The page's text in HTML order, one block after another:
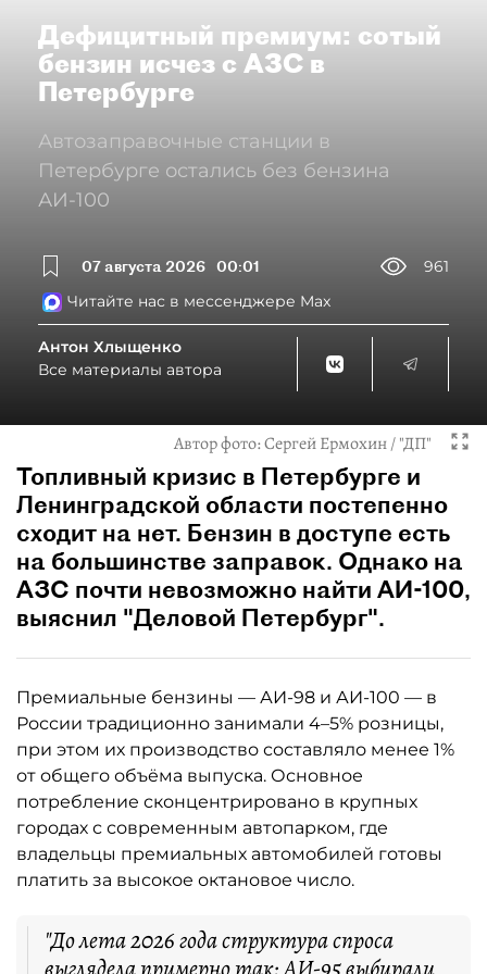
Дефицитный премиум: сотый
бензин исчез с АЗС в
Петербурге
Автозаправочные станции в
Петербурге остались без бензина
АИ-100
07 августа 2026 00:01
961
Читайте нас в мессенджере Max
Антон Хлыщенко
Все материалы автора
Автор фото:Сергей Ермохин / "ДП"
Топливный кризис в Петербурге и
Ленинградской области постепенно
сходит на нет. Бензин в доступе есть
на большинстве заправок. Однако на
АЗС почти невозможно найти АИ-100,
выяснил "Деловой Петербург".
Премиальные бензины — АИ-98 и АИ-100 — в
России традиционно занимали 4–5% розницы,
при этом их производство составляло менее 1%
от общего объёма выпуска. Основное
потребление сконцентрировано в крупных
городах с современным автопарком, где
владельцы премиальных автомобилей готовы
платить за высокое октановое число.
"До лета 2026 года структура спроса